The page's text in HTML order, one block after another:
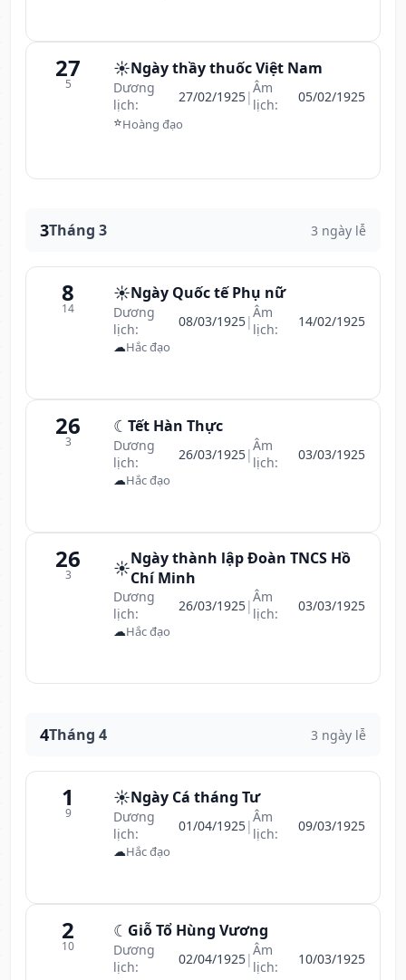
27
5
☀️Ngày thầy thuốc Việt Nam
Dương
lịch:
27/02/1925|Âm
lịch:
05/02/1925
⭐Hoàng đạo
3Tháng 3 3 ngày lễ
8
14
☀️Ngày Quốc tế Phụ nữ
Dương
lịch:
08/03/1925|Âm
lịch:
14/02/1925
☁Hắc đạo
26
3
☾ Tết Hàn Thực
Dương
lịch:
26/03/1925|Âm
lịch:
03/03/1925
☁Hắc đạo
26
3 ☀️Ngày thành lập Đoàn TNCS Hồ
Chí Minh
Dương
lịch:
26/03/1925|Âm
lịch:
03/03/1925
☁Hắc đạo
4Tháng 4 3 ngày lễ
1
9
☀️Ngày Cá tháng Tư
Dương
lịch:
01/04/1925|Âm
lịch:
09/03/1925
☁Hắc đạo
2
10
☾ Giỗ Tổ Hùng Vương
Dương
lịch:
02/04/1925|Âm
lịch:
10/03/1925